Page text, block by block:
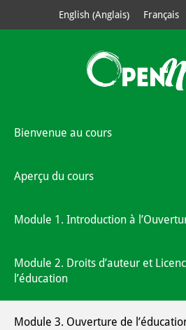
English(Anglais) Français
Bienvenue au cours
Aperçu du cours
Module 1. Introduction à
Module 2. Droits d’auteur et
l’éducation
Module 3. Ouverture de